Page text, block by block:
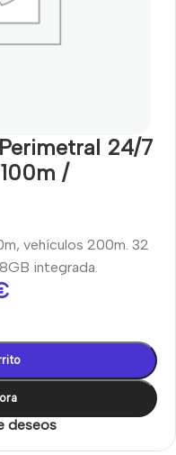
24/7
/
vehículos 200m. 32
integrada.
deseos